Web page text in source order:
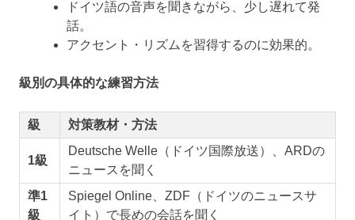
ドイツ語の音声を聞きながら、少し遅れて発
話。
アクセント・リズムを習得するのに効果的。
級別の具体的な練習方法
級 対策教材・方法
1級
Deutsche Welle（ドイツ国際放送）、ARDの
ニュースを聞く
準1
級
Spiegel Online、ZDF（ドイツのニュースサ
イト）で長めの会話を聞く